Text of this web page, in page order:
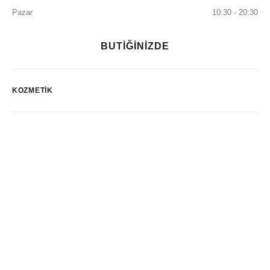
Pazar
10:30 - 20:30
BUTİĞİNİZDE
KOZMETIK